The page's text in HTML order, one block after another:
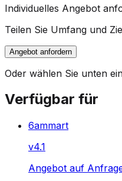
Individuelles Angebot
Teilen Sie Umfang und
Angebot anfordern
Oder wählen Sie unten
Verfügbar für
6ammart
v4.1
Angebot auf